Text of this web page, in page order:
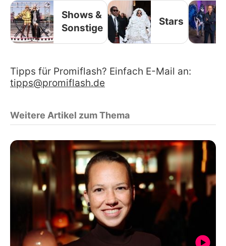
Shows &
Sonstige
Stars
Tipps für Promiflash? Einfach E-Mail an:
tipps@promiflash.de
Weitere Artikel zum Thema